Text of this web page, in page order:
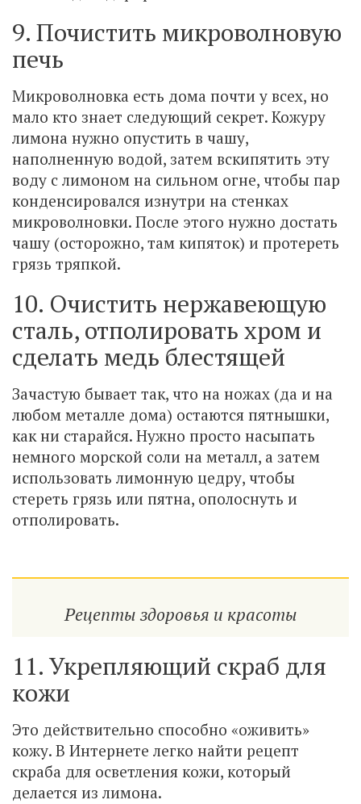
9. Почистить микроволновую
печь
Микроволновка есть дома почти у всех, но
мало кто знает следующий секрет. Кожуру
лимона нужно опустить в чашу,
наполненную водой, затем вскипятить эту
воду с лимоном на сильном огне, чтобы пар
конденсировался изнутри на стенках
микроволновки. После этого нужно достать
чашу (осторожно, там кипяток) и протереть
грязь тряпкой.
10. Очистить нержавеющую
сталь, отполировать хром и
сделать медь блестящей
Зачастую бывает так, что на ножах (да и на
любом металле дома) остаются пятнышки,
как ни старайся. Нужно просто насыпать
немного морской соли на металл, а затем
использовать лимонную цедру, чтобы
стереть грязь или пятна, ополоснуть и
отполировать.
Рецепты здоровья и красоты
11. Укрепляющий скраб для
кожи
Это действительно способно «оживить»
кожу. В Интернете легко найти рецепт
скраба для осветления кожи, который
делается из лимона.